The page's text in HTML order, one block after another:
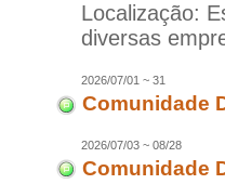
Localização:
diversas
2026/07/01 ~ 31
Comunidade
2026/07/03 ~ 08/28
Comunidade